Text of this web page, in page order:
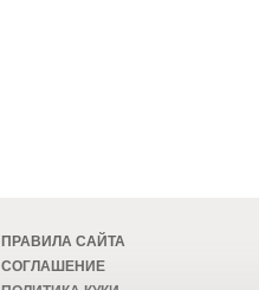
ПРАВИЛА САЙТА
СОГЛАШЕНИЕ